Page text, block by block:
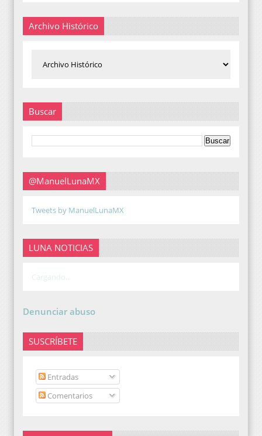
Archivo Histórico
Buscar
@ManuelLunaMX
Tweets by ManuelLunaMX
LUNA NOTICIAS
Cargando...
Denunciar abuso
SUSCRÍBETE
Entradas
Comentarios